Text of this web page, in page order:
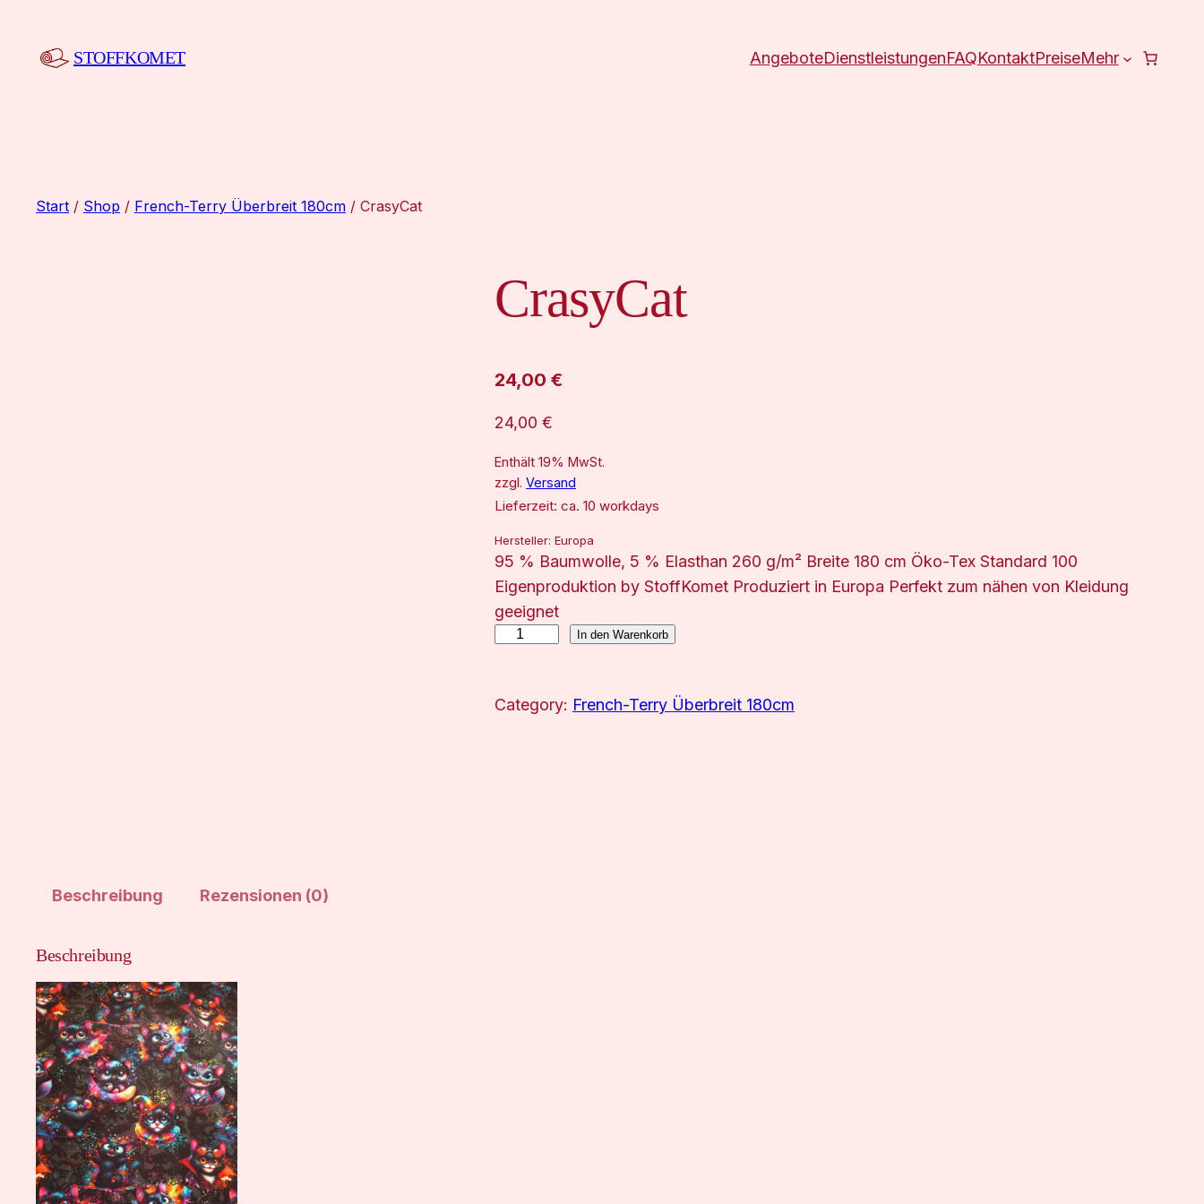
springen
STOFFKOMET AngeboteDienstleistungenFAQKontaktPreiseMehr
Start / Shop / French-Terry Überbreit 180cm / CrasyCat
CrasyCat
24,00 €
24,00 €
Enthält 19% MwSt.
zzgl. Versand
Lieferzeit: ca. 10 workdays
Hersteller: Europa
95 % Baumwolle, 5 % Elasthan 260 g/m² Breite 180 cm Öko-Tex Standard 100
Eigenproduktion by StoffKomet Produziert in Europa Perfekt zum nähen von Kleidung
geeignet
s
In den Warenkorb
Category: French-Terry Überbreit 180cm
Beschreibung Rezensionen (0)
Beschreibung